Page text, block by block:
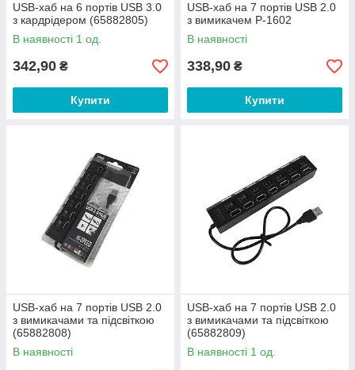
USB-хаб на 6 портів USB 3.0
з кардрідером (65882805)
В наявності 1 од.
342,90 ₴
Купити
USB-хаб на 7 портів USB 2.0
з вимикачем P-1602
В наявності
338,90 ₴
Купити
USB-хаб на 7 портів USB 2.0
з вимикачами та підсвіткою
(65882808)
В наявності
USB-хаб на 7 портів USB 2.0
з вимикачами та підсвіткою
(65882809)
В наявності 1 од.